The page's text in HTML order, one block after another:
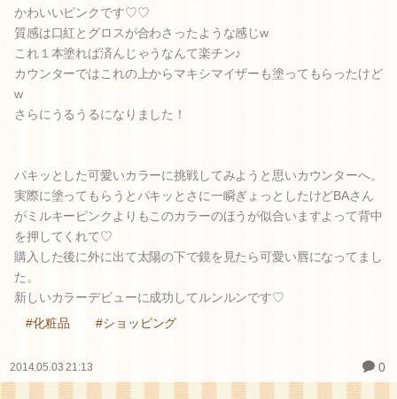
かわいいピンクです♡♡
質感は口紅とグロスが合わさったような感じw
これ１本塗れば済んじゃうなんて楽チン♪
カウンターではこれの上からマキシマイザーも塗ってもらったけど
w
さらにうるうるになりました！
パキッとした可愛いカラーに挑戦してみようと思いカウンターへ。
実際に塗ってもらうとパキッとさに一瞬ぎょっとしたけどBAさん
がミルキーピンクよりもこのカラーのほうが似合いますよって背中
を押してくれて♡
購入した後に外に出て太陽の下で鏡を見たら可愛い唇になってまし
た。
新しいカラーデビューに成功してルンルンです♡
#化粧品
#ショッピング
2014.05.03 21:13 0